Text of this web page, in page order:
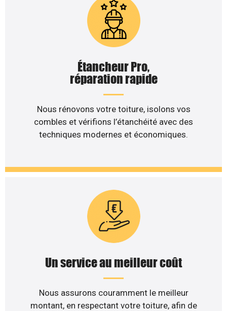
Étancheur Pro,
réparation rapide
Nous rénovons votre toiture, isolons vos
combles et vérifions l’étanchéité avec des
techniques modernes et économiques.
Un service au meilleur coût
Nous assurons couramment le meilleur
montant, en respectant votre toiture, afin de